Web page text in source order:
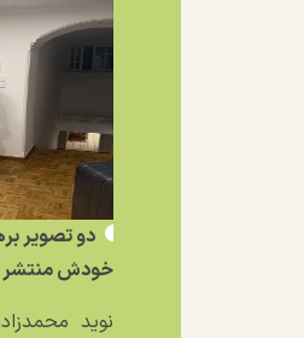
دو تصویر
خودش منتشر
نوید